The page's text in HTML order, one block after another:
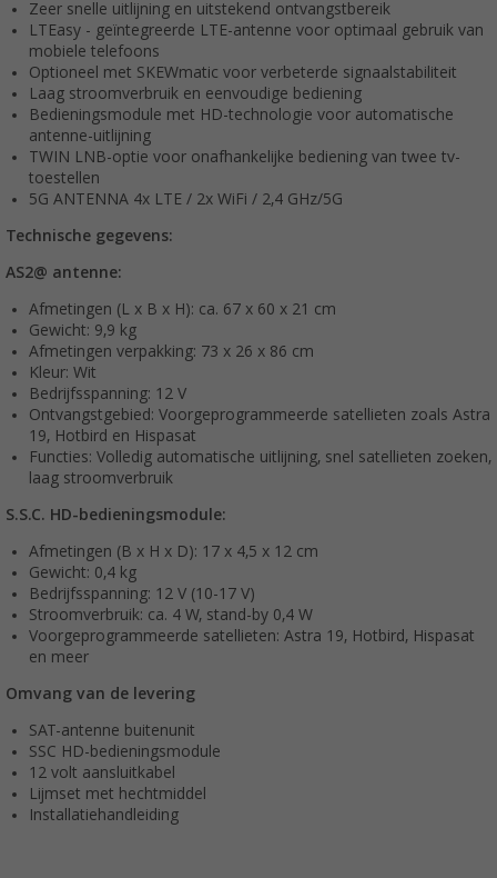
Zeer snelle uitlijning en uitstekend ontvangstbereik
LTEasy - geïntegreerde LTE-antenne voor optimaal gebruik van
mobiele telefoons
Optioneel met SKEWmatic voor verbeterde signaalstabiliteit
Laag stroomverbruik en eenvoudige bediening
Bedieningsmodule met HD-technologie voor automatische
antenne-uitlijning
TWIN LNB-optie voor onafhankelijke bediening van twee tv-
toestellen
5G ANTENNA 4x LTE / 2x WiFi / 2,4 GHz/5G
Technische gegevens:
AS2@ antenne:
Afmetingen (L x B x H): ca. 67 x 60 x 21 cm
Gewicht: 9,9 kg
Afmetingen verpakking: 73 x 26 x 86 cm
Kleur: Wit
Bedrijfsspanning: 12 V
Ontvangstgebied: Voorgeprogrammeerde satellieten zoals Astra
19, Hotbird en Hispasat
Functies: Volledig automatische uitlijning, snel satellieten zoeken,
laag stroomverbruik
S.S.C. HD-bedieningsmodule:
Afmetingen (B x H x D): 17 x 4,5 x 12 cm
Gewicht: 0,4 kg
Bedrijfsspanning: 12 V (10-17 V)
Stroomverbruik: ca. 4 W, stand-by 0,4 W
Voorgeprogrammeerde satellieten: Astra 19, Hotbird, Hispasat
en meer
Omvang van de levering
SAT-antenne buitenunit
SSC HD-bedieningsmodule
12 volt aansluitkabel
Lijmset met hechtmiddel
Installatiehandleiding